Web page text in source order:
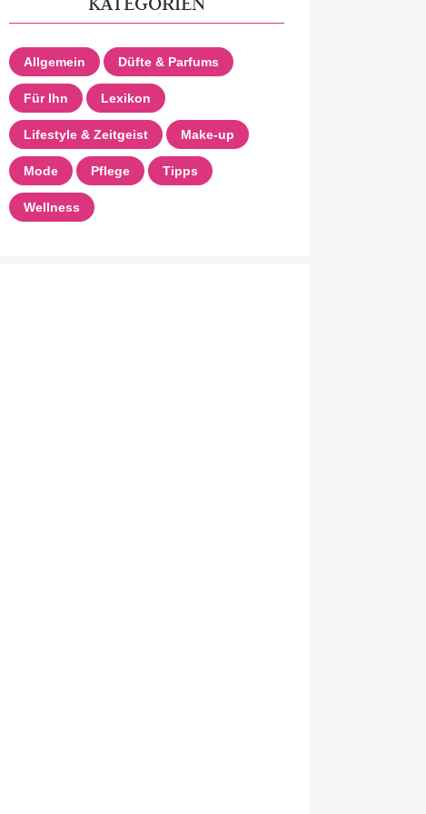
Allgemein Düfte & Parfums
Für Ihn Lexikon
Lifestyle & Zeitgeist Make-up
Mode Pflege Tipps
Wellness